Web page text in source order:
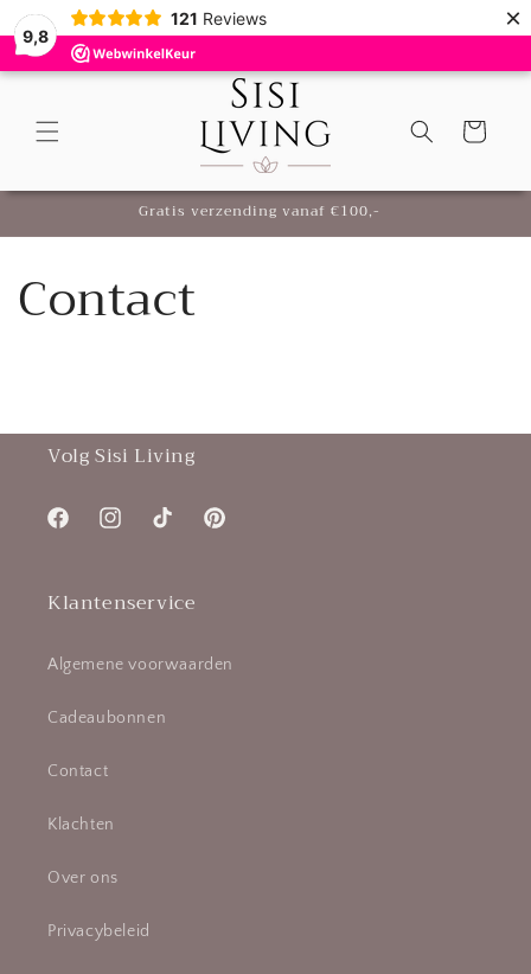
9,8
121 Reviews ×
Meteen
naar de
content
Winkelwagen
Gratis verzending vanaf €100,-
Contact
Volg Sisi Living
FacebookInstagramTikTok Pinterest
Klantenservice
Algemene voorwaarden
Cadeaubonnen
Contact
Klachten
Over ons
Privacybeleid